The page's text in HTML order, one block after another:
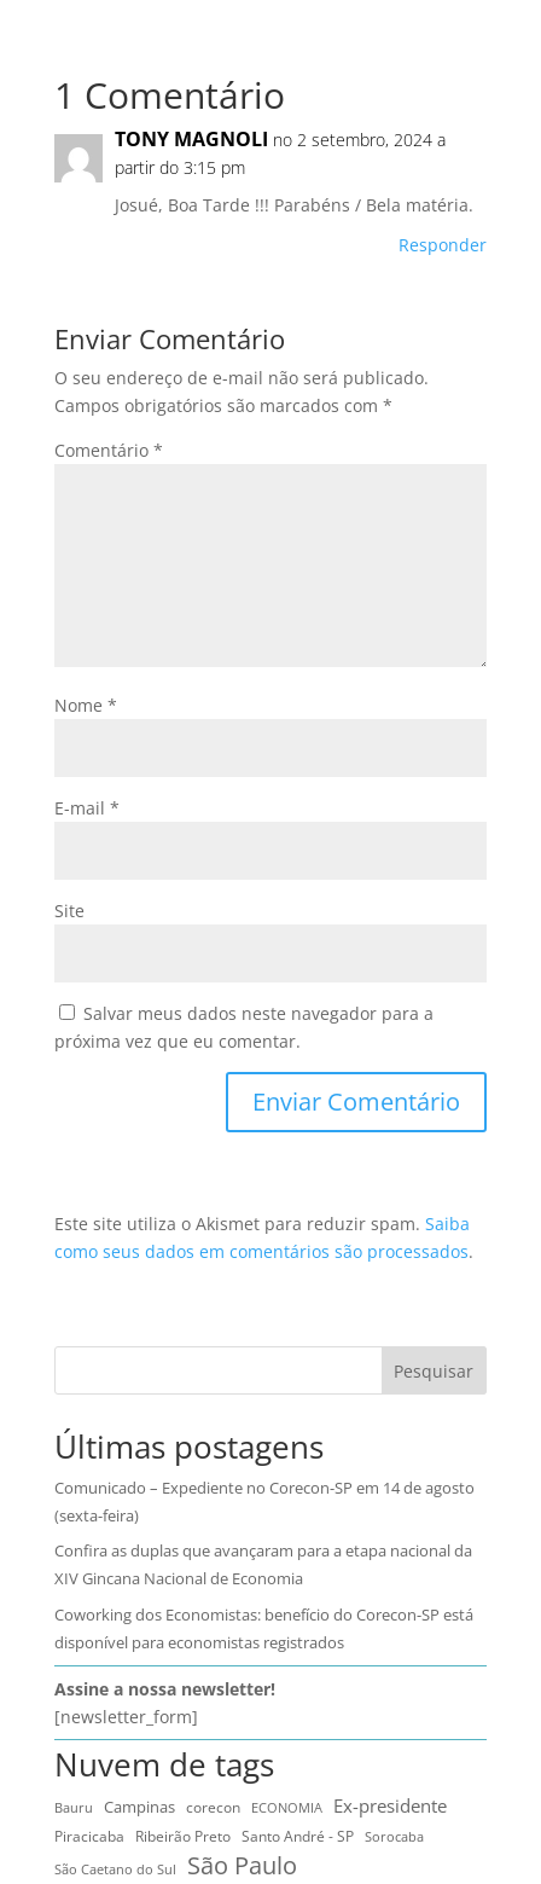
1 Comentário
TONY MAGNOLI no 2 setembro, 2024 a
partir do 3:15 pm
Josué, Boa Tarde !!! Parabéns / Bela matéria.
Responder
Enviar Comentário
O seu endereço de e-mail não será publicado.
Campos obrigatórios são marcados com *
Comentário *
Nome *
E-mail *
Site
Salvar meus dados neste navegador para a
próxima vez que eu comentar.
Este site utiliza o Akismet para reduzir spam. Saiba
como seus dados em comentários são processados.
Pesquisar
Últimas postagens
Comunicado – Expediente no Corecon-SP em 14 de agosto
(sexta-feira)
Confira as duplas que avançaram para a etapa nacional da
XIV Gincana Nacional de Economia
Coworking dos Economistas: benefício do Corecon-SP está
disponível para economistas registrados
Assine a nossa newsletter!
[newsletter_form]
Nuvem de tags
Bauru Campinas corecon ECONOMIA Ex-presidente
Piracicaba Ribeirão Preto Santo André - SP
Sorocaba
São Caetano do Sul
São Paulo